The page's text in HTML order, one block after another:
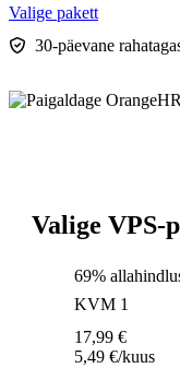
Valige pakett
30-päevane
Valige VPS-
69%
KVM 1
17,99 €
5,49 €/kuus